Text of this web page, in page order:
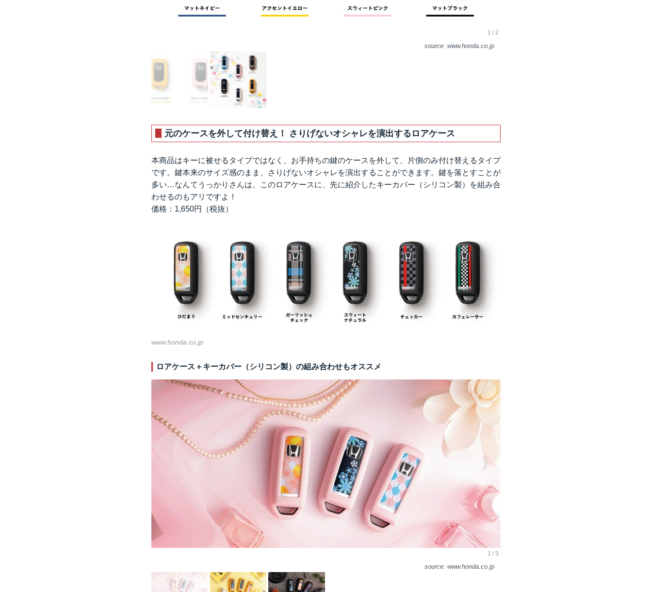
www.honda.co.jp
元のケースを外して付け替え！ さりげないオシャレを演出するロアケース
本商品はキーに被せるタイプではなく、お手持ちの鍵のケースを外して、片側のみ付け替えるタイプ
です。鍵本来のサイズ感のまま、さりげないオシャレを演出することができます。鍵を落とすことが
多い…なんてうっかりさんは、このロアケースに、先に紹介したキーカバー（シリコン製）を組み合
わせるのもアリですよ！
価格：1,650円（税抜）
www.honda.co.jp
ロアケース＋キーカバー（シリコン製）の組み合わせもオススメ
www.honda.co.jp